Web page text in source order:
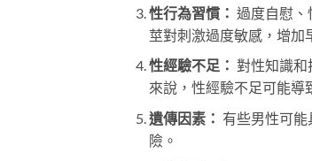
性行為習慣： 過度自慰、
莖對刺激過度敏感，增加
性經驗不足： 對性知識和
來說，性經驗不足可能導
遺傳因素： 有些男性可
險。